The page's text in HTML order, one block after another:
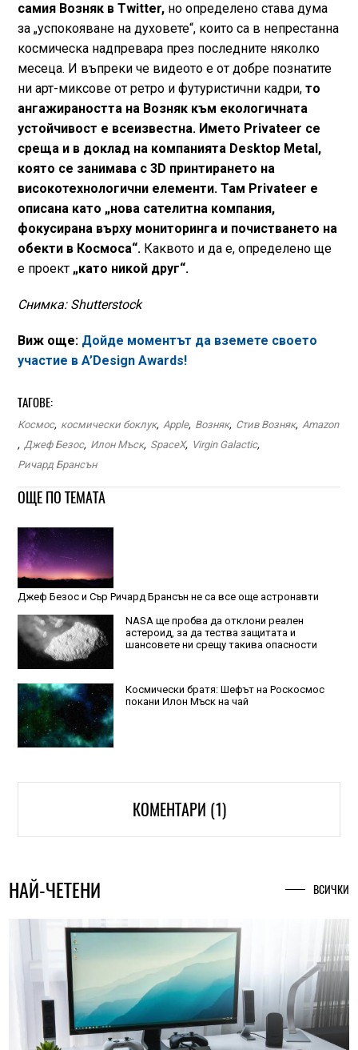
самия Возняк в Twitter,но определено става дума
за „успокояване на духовете“, които са в непрестанна
космическа надпревара през последните няколко
месеца. И въпреки че видеото е от добре познатите
ни арт-миксове от ретро и футуристични кадри, то
ангажираността на Возняк към екологичната
устойчивост е всеизвестна. Името Privateer се
среща и в доклад на компанията Desktop Metal,
която се занимава с 3D принтирането на
високотехнологични елементи. Там Privateer е
описана като „нова сателитна компания,
фокусирана върху мониторинга и почистването на
обекти в Космоса“.Каквото и да е, определено ще
е проект „като никой друг“.
Снимка: Shutterstock
Виж още: Дойде моментът да вземете своето
участие в A’Design Awards!
ТАГОВЕ:
Космос, космически боклук, Apple, Возняк, Стив Возняк, Amazon
, Джеф Безос, Илон Мъск, SpaceX, Virgin Galactic,
Ричард Брансън
ОЩЕ ПО ТЕМАТА
Джеф Безос и Сър Ричард Брансън не са все още астронавти
NASA ще пробва да отклони реален
астероид, за да тества защитата и
шансовете ни срещу такива опасности
Космически братя: Шефът на Роскосмос
покани Илон Мъск на чай
КОМЕНТАРИ (1)
НАЙ-ЧЕТЕНИ ВСИЧКИ